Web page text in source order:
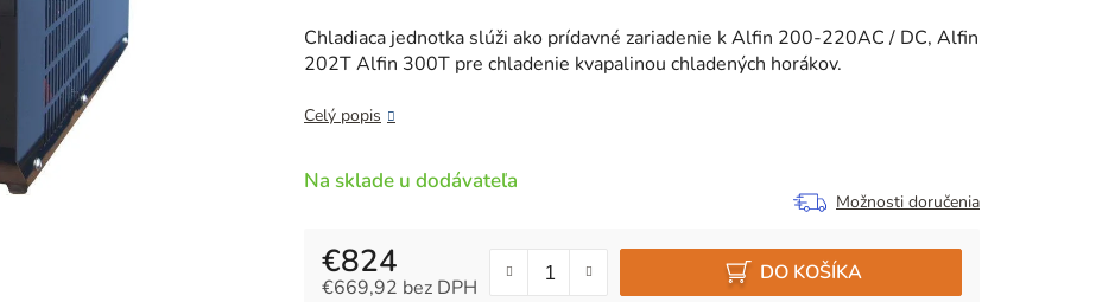
0,0
z
hviezdičiek.
Chladiaca jednotka slúži ako prídavné zariadenie k Alfin 200-220AC / DC, Alfin
202T Alfin 300T pre chladenie kvapalinou chladených horákov.
Celý popis
Na sklade u dodávateľa
Možnosti doručenia
€824
€669,92 bez DPH
DO KOŠÍKA